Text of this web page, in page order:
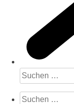
Suchen
nach:
Suchen